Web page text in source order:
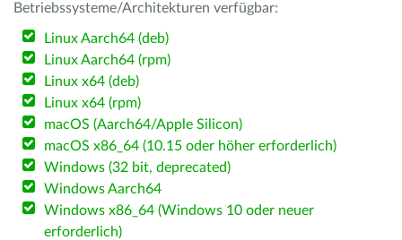
Betriebssysteme/Architekturen verfügbar:
Linux Aarch64 (deb)
Linux Aarch64 (rpm)
Linux x64 (deb)
Linux x64 (rpm)
macOS (Aarch64/Apple Silicon)
macOS x86_64 (10.15 oder höher erforderlich)
Windows (32 bit, deprecated)
Windows Aarch64
Windows x86_64 (Windows 10 oder neuer
erforderlich)